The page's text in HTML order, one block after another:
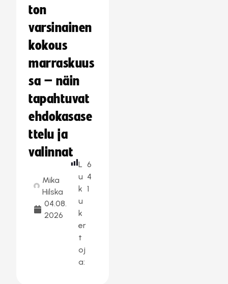
ton
varsinainen
kokous
marraskuus
sa – näin
tapahtuvat
ehdokasase
ttelu ja
valinnat
Mika
Hilska
04.08.
2026
L
u
k
u
k
er
t
oj
a:
6
4
1